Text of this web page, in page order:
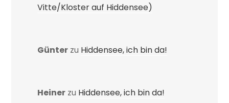
Vitte/Kloster auf Hiddensee)
Günter zu Hiddensee, ich bin da!
Heiner zu Hiddensee, ich bin da!